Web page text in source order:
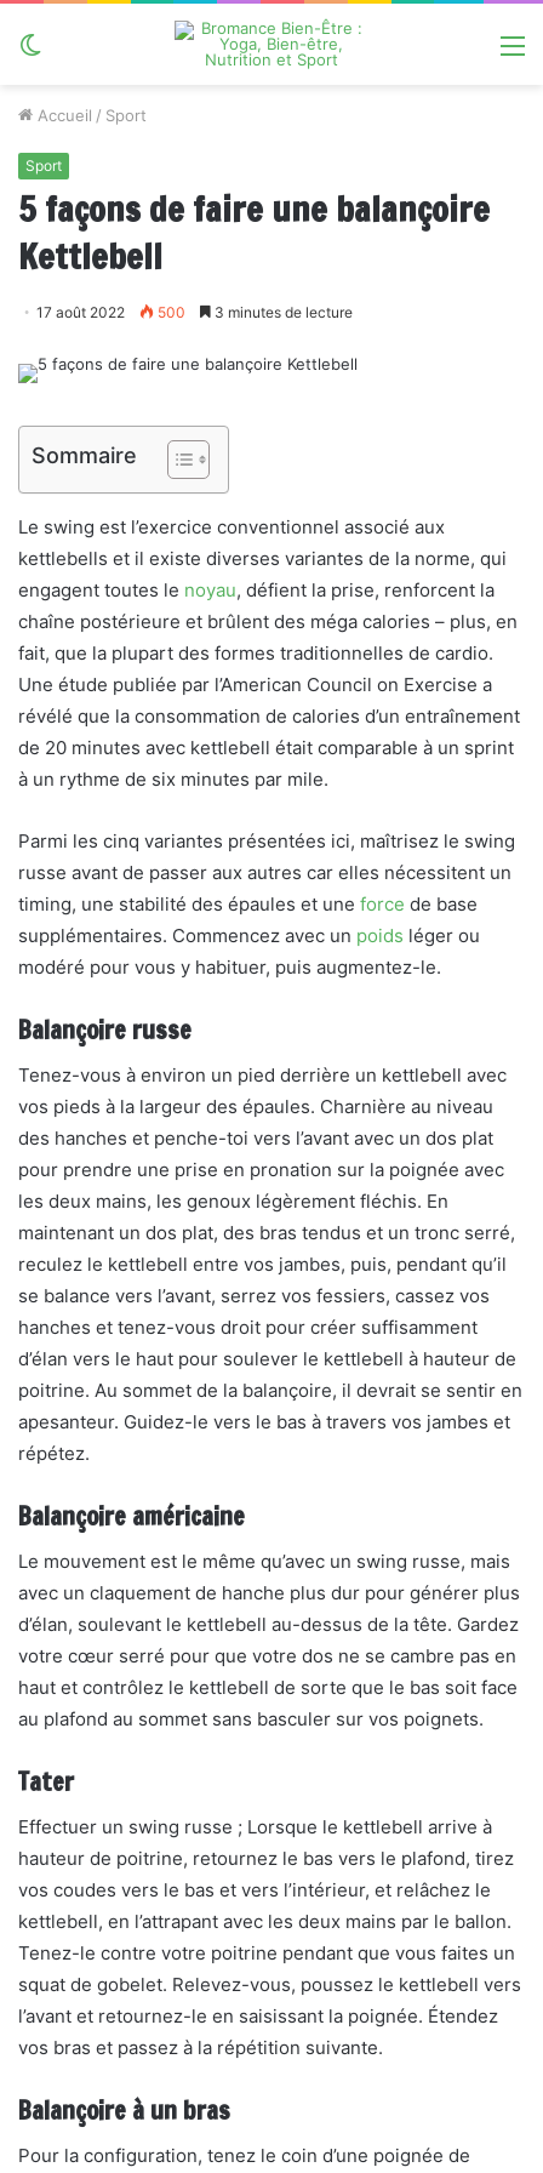
Accueil / Sport
Sport
5 façons de faire une balançoire
Kettlebell
17 août 2022 500 3 minutes de lecture
Sommaire
Le swing est l’exercice conventionnel associé aux
kettlebells et il existe diverses variantes de la norme, qui
engagent toutes le noyau, défient la prise, renforcent la
chaîne postérieure et brûlent des méga calories – plus, en
fait, que la plupart des formes traditionnelles de cardio.
Une étude publiée par l’American Council on Exercise a
révélé que la consommation de calories d’un entraînement
de 20 minutes avec kettlebell était comparable à un sprint
à un rythme de six minutes par mile.
Parmi les cinq variantes présentées ici, maîtrisez le swing
russe avant de passer aux autres car elles nécessitent un
timing, une stabilité des épaules et une force de base
supplémentaires. Commencez avec un poids léger ou
modéré pour vous y habituer, puis augmentez-le.
Balançoire russe
Tenez-vous à environ un pied derrière un kettlebell avec
vos pieds à la largeur des épaules. Charnière au niveau
des hanches et penche-toi vers l’avant avec un dos plat
pour prendre une prise en pronation sur la poignée avec
les deux mains, les genoux légèrement fléchis. En
maintenant un dos plat, des bras tendus et un tronc serré,
reculez le kettlebell entre vos jambes, puis, pendant qu’il
se balance vers l’avant, serrez vos fessiers, cassez vos
hanches et tenez-vous droit pour créer suffisamment
d’élan vers le haut pour soulever le kettlebell à hauteur de
poitrine. Au sommet de la balançoire, il devrait se sentir en
apesanteur. Guidez-le vers le bas à travers vos jambes et
répétez.
Balançoire américaine
Le mouvement est le même qu’avec un swing russe, mais
avec un claquement de hanche plus dur pour générer plus
d’élan, soulevant le kettlebell au-dessus de la tête. Gardez
votre cœur serré pour que votre dos ne se cambre pas en
haut et contrôlez le kettlebell de sorte que le bas soit face
au plafond au sommet sans basculer sur vos poignets.
Tater
Effectuer un swing russe ; Lorsque le kettlebell arrive à
hauteur de poitrine, retournez le bas vers le plafond, tirez
vos coudes vers le bas et vers l’intérieur, et relâchez le
kettlebell, en l’attrapant avec les deux mains par le ballon.
Tenez-le contre votre poitrine pendant que vous faites un
squat de gobelet. Relevez-vous, poussez le kettlebell vers
l’avant et retournez-le en saisissant la poignée. Étendez
vos bras et passez à la répétition suivante.
Balançoire à un bras
Pour la configuration, tenez le coin d’une poignée de